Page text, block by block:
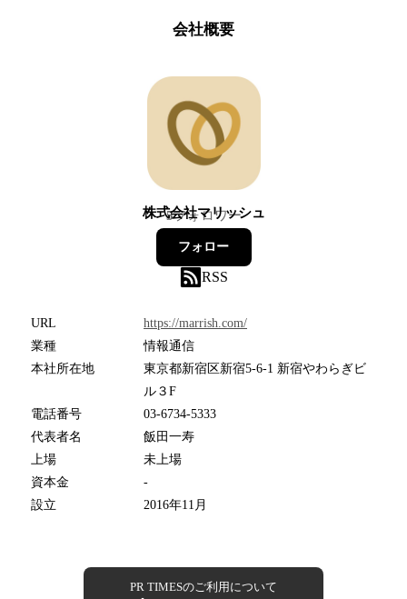
会社概要
株式会社マリッシュ
5フォロワー
フォロー
RSS
URL
https://marrish.com/
業種
情報通信
本社所在地
東京都新宿区新宿5-6-1 新宿やわらぎビ
ル３F
電話番号
03-6734-5333
代表者名
飯田一寿
上場
未上場
資本金
-
設立
2016年11月
PR TIMESのご利用について